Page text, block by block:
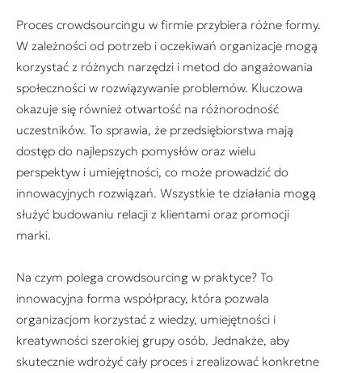
Proces crowdsourcingu w firmie przybiera różne formy.
W zależności od potrzeb i oczekiwań organizacje mogą
korzystać z różnych narzędzi i metod do angażowania
społeczności w rozwiązywanie problemów. Kluczowa
okazuje się również otwartość na różnorodność
uczestników. To sprawia, że przedsiębiorstwa mają
dostęp do najlepszych pomysłów oraz wielu
perspektyw i umiejętności, co może prowadzić do
innowacyjnych rozwiązań. Wszystkie te działania mogą
służyć budowaniu relacji z klientami oraz promocji
marki.
Na czym polega crowdsourcing w praktyce? To
innowacyjna forma współpracy, która pozwala
organizacjom korzystać z wiedzy, umiejętności i
kreatywności szerokiej grupy osób. Jednakże, aby
skutecznie wdrożyć cały proces i zrealizować konkretne